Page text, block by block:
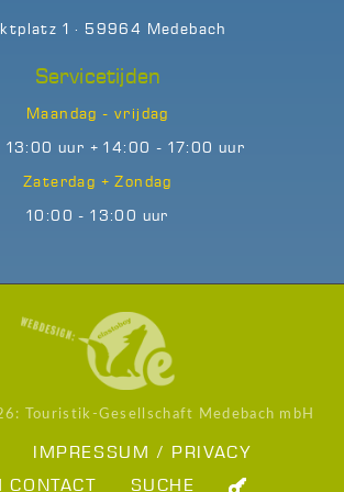
1 · 59964 Medebach
Servicetijden
Maandag - vrijdag
uur + 14:00 - 17:00 uur
Zaterdag + Zondag
10:00 - 13:00 uur
Touristik-Gesellschaft Medebach mbH
IMPRESSUM / PRIVACY
CONTACT
SUCHE